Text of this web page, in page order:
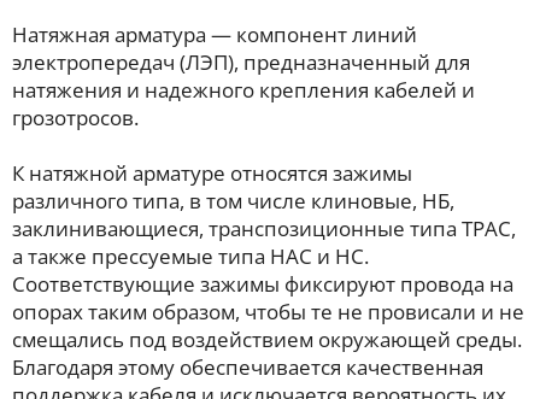
Натяжная арматура — компонент линий
электропередач (ЛЭП), предназначенный для
натяжения и надежного крепления кабелей и
грозотросов.
К натяжной арматуре относятся зажимы
различного типа, в том числе клиновые, НБ,
заклинивающиеся, транспозиционные типа ТРАС,
а также прессуемые типа НАС и НС.
Соответствующие зажимы фиксируют провода на
опорах таким образом, чтобы те не провисали и не
смещались под воздействием окружающей среды.
Благодаря этому обеспечивается качественная